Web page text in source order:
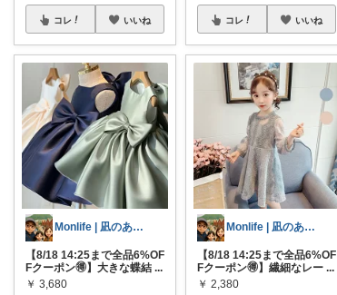
コレ いいね
Monlife | 凪のある暮らし
【8/18 14:25まで全品6%OF
Fクーポン🉐】大きな蝶結 ...
￥ 3,680
コレ いいね
Monlife | 凪のある暮らし
【8/18 14:25まで全品6%OF
Fクーポン🉐】繊細なレー ...
￥ 2,380